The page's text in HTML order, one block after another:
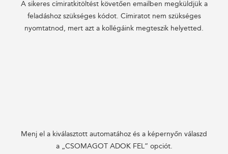
A sikeres címiratkitöltést követően emailben megküldjük a
feladáshoz szükséges kódot. Címiratot nem szükséges
nyomtatnod, mert azt a kollégáink megteszik helyetted.
Menj el a kiválasztott automatához és a képernyőn válaszd
a „CSOMAGOT ADOK FEL” opciót.